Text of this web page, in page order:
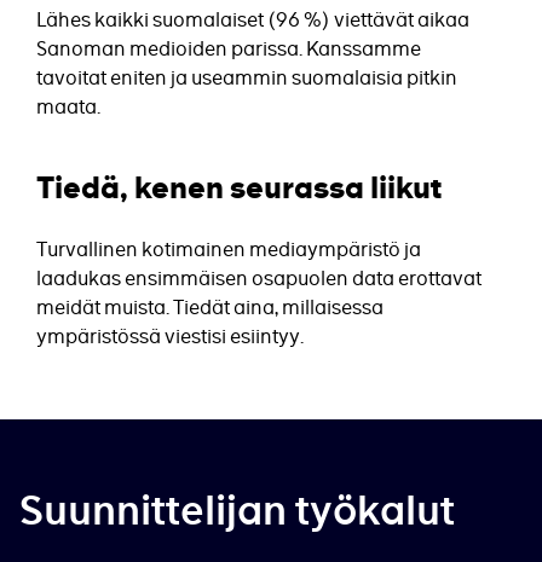
Lähes kaikki suomalaiset (96 %) viettävät aikaa
Sanoman medioiden parissa. Kanssamme
tavoitat eniten ja useammin suomalaisia pitkin
maata.
Tiedä, kenen seurassa liikut
Turvallinen kotimainen mediaympäristö ja
laadukas ensimmäisen osapuolen data erottavat
meidät muista. Tiedät aina, millaisessa
ympäristössä viestisi esiintyy.
Suunnittelijan työkalut